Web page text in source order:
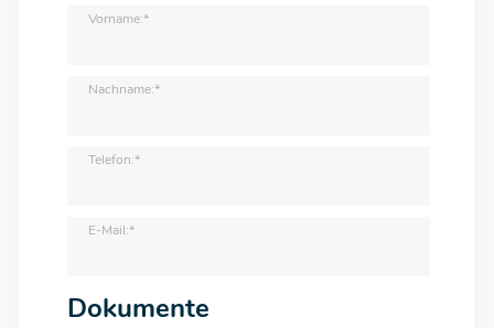
Vorname:*
Nachname:*
Telefon:*
E-Mail:*
Dokumente